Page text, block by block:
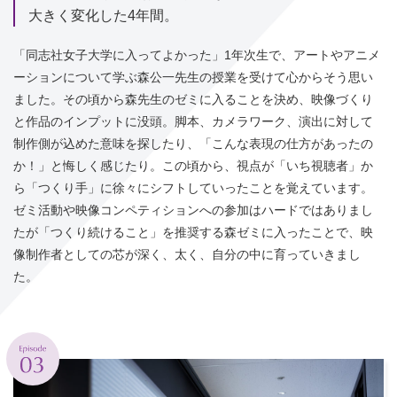
大きく変化した4年間。
「同志社女子大学に入ってよかった」1年次生で、アートやアニメ
ーションについて学ぶ森公一先生の授業を受けて心からそう思い
ました。その頃から森先生のゼミに入ることを決め、映像づくり
と作品のインプットに没頭。脚本、カメラワーク、演出に対して
制作側が込めた意味を探したり、「こんな表現の仕方があったの
か！」と悔しく感じたり。この頃から、視点が「いち視聴者」か
ら「つくり手」に徐々にシフトしていったことを覚えています。
ゼミ活動や映像コンペティションへの参加はハードではありまし
たが「つくり続けること」を推奨する森ゼミに入ったことで、映
像制作者としての芯が深く、太く、自分の中に育っていきまし
た。